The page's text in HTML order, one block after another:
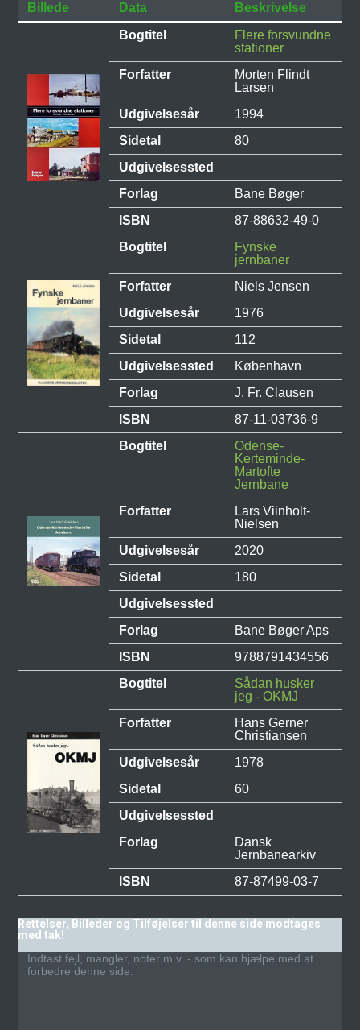
Billede
Data
Beskrivelse
Bogtitel
Flere forsvundne
stationer
Forfatter
Morten Flindt
Larsen
Udgivelsesår
1994
Sidetal
80
Udgivelsessted
Forlag
Bane Bøger
ISBN
87-88632-49-0
Bogtitel
Fynske
jernbaner
Forfatter
Niels Jensen
Udgivelsesår
1976
Sidetal
112
Udgivelsessted
København
Forlag
J. Fr. Clausen
ISBN
87-11-03736-9
Bogtitel
Odense-
Kerteminde-
Martofte
Jernbane
Forfatter
Lars Viinholt-
Nielsen
Udgivelsesår
2020
Sidetal
180
Udgivelsessted
Forlag
Bane Bøger Aps
ISBN
9788791434556
Bogtitel
Sådan husker
jeg - OKMJ
Forfatter
Hans Gerner
Christiansen
Udgivelsesår
1978
Sidetal
60
Udgivelsessted
Forlag
Dansk
Jernbanearkiv
ISBN
87-87499-03-7
Rettelser, Billeder og Tilføjelser til denne side modtages
med tak!